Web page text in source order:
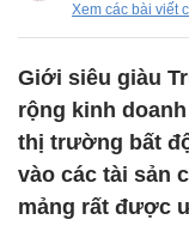
Xem các bài viết
Giới siêu giàu
rộng kinh
thị trường bất
vào các tài sản
mảng rất được